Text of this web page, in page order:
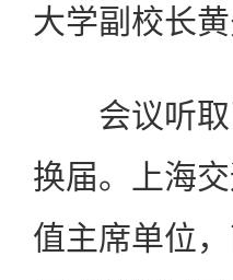
大学副校长黄
会议听取
换届。上海
值主席单位